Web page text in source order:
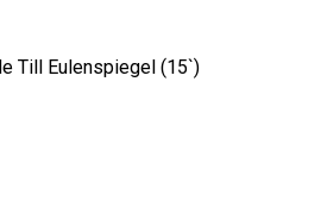
Till Eulenspiegel (15`)